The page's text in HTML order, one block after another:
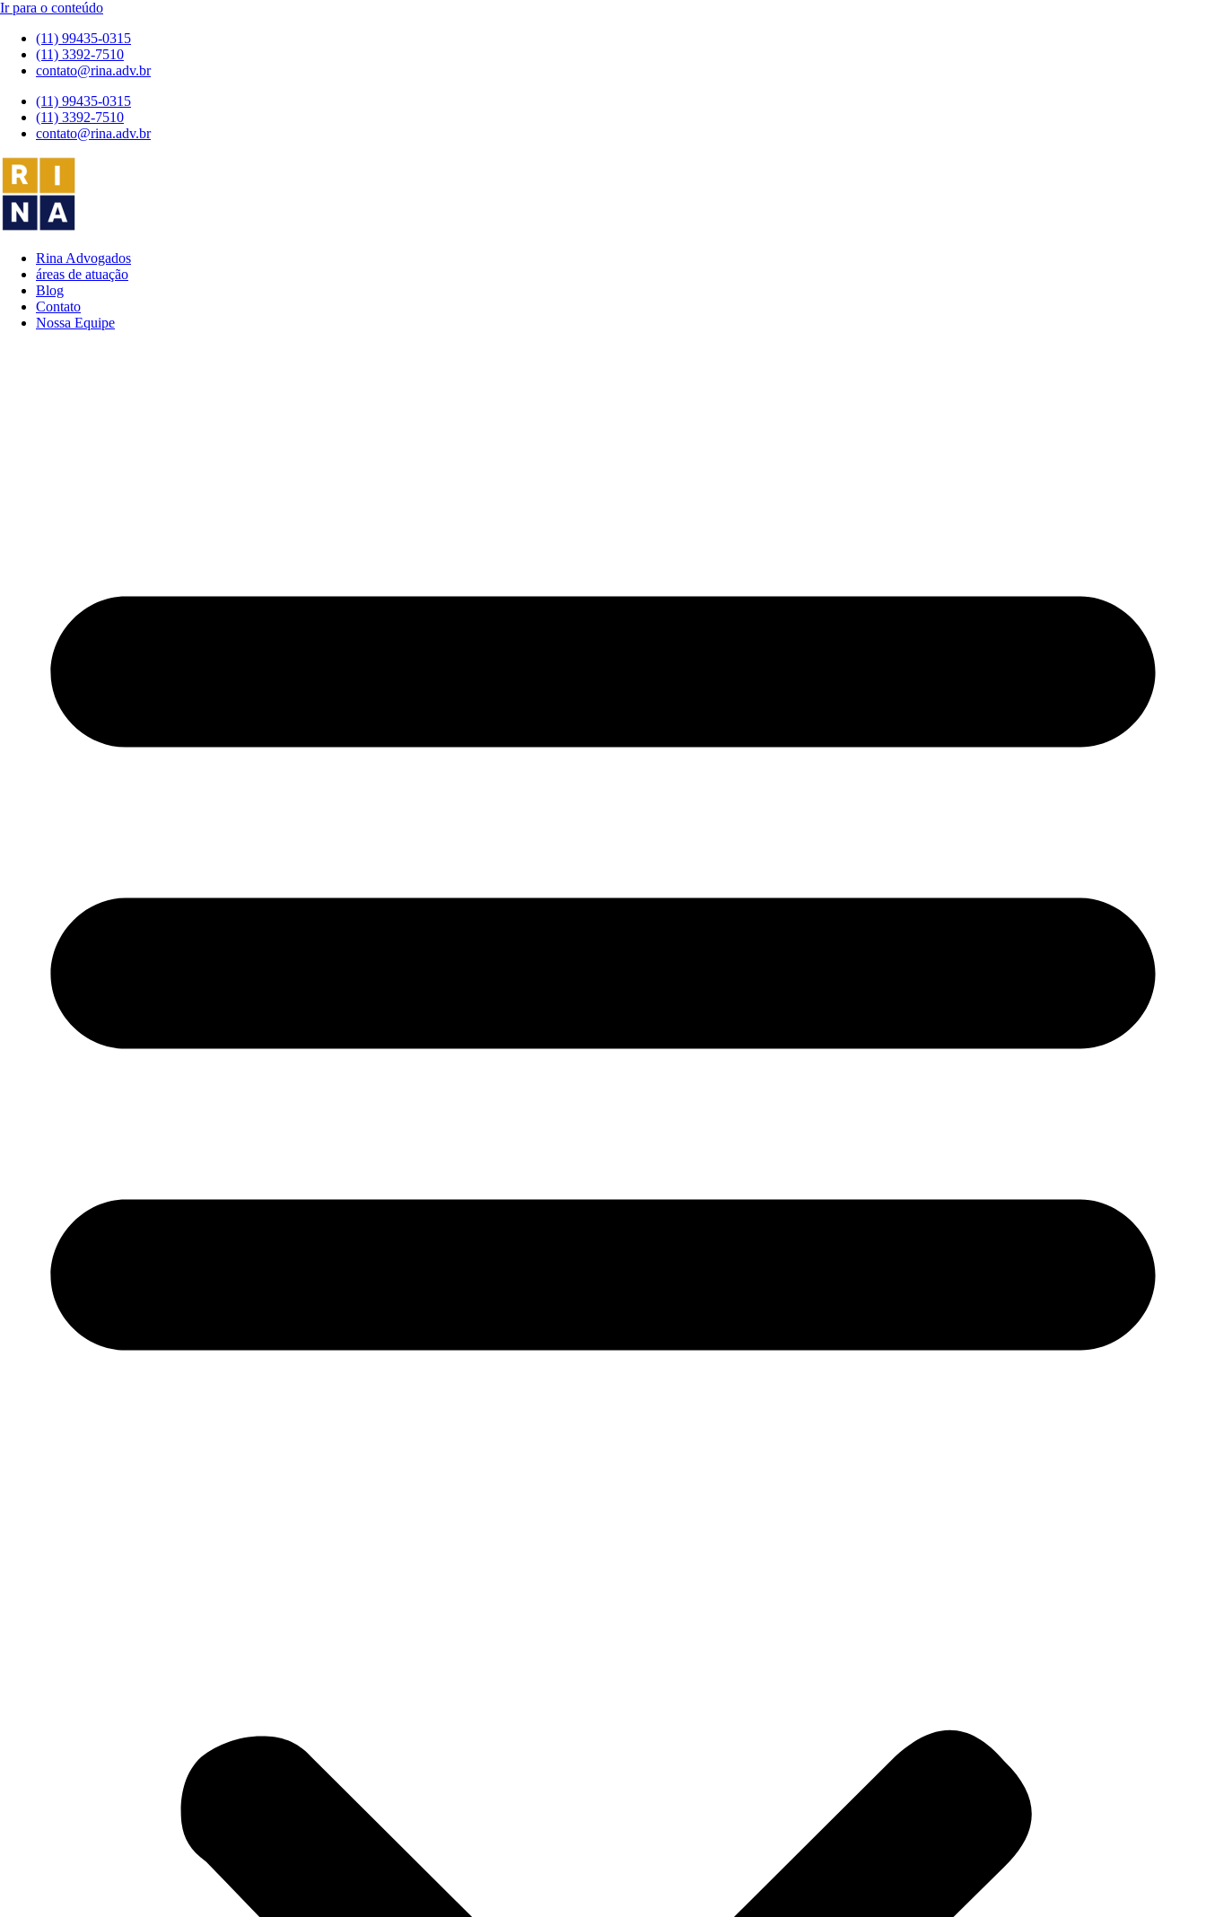
Ir para o conteúdo
(11) 99435-0315
(11) 3392-7510
contato@rina.adv.br
(11) 99435-0315
(11) 3392-7510
contato@rina.adv.br
Rina Advogados
áreas de atuação
Blog
Contato
Nossa Equipe